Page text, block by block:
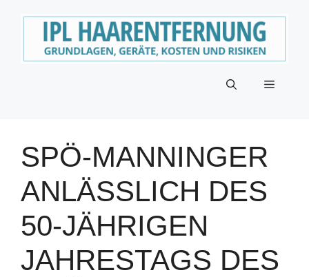
Menü
SPÖ-MANNINGER
ANLÄSSLICH DES
50-JÄHRIGEN
JAHRESTAGS DES